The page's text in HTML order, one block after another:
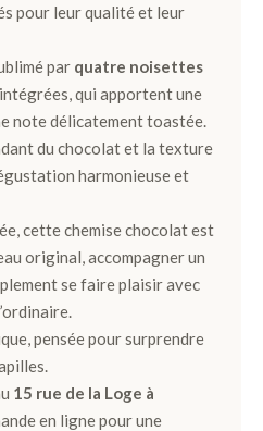
pour leur qualité et leur
par quatre noisettes
qui apportent une
note délicatement toastée.
du chocolat et la texture
harmonieuse et
cette chemise chocolat est
original, accompagner un
se faire plaisir avec
pensée pour surprendre
15 rue de la Loge à
en ligne pour une